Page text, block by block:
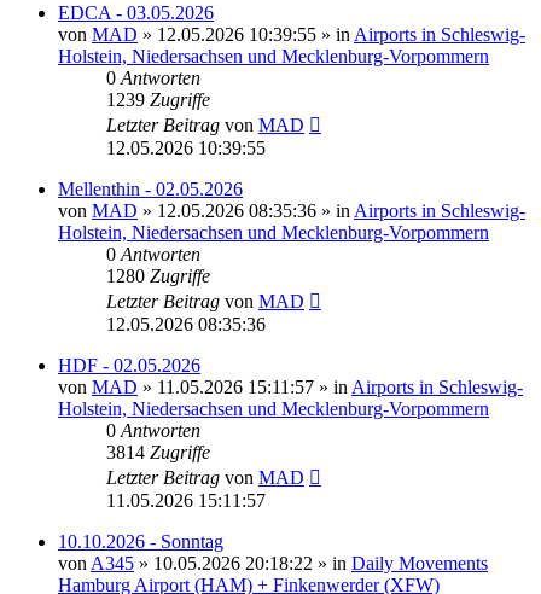
EDCA - 03.05.2026
von MAD » 12.05.2026 10:39:55 » in Airports in Schleswig-
Holstein, Niedersachsen und Mecklenburg-Vorpommern
0 Antworten
1239 Zugriffe
Letzter Beitrag von MAD
12.05.2026 10:39:55
Mellenthin - 02.05.2026
von MAD » 12.05.2026 08:35:36 » in Airports in Schleswig-
Holstein, Niedersachsen und Mecklenburg-Vorpommern
0 Antworten
1280 Zugriffe
Letzter Beitrag von MAD
12.05.2026 08:35:36
HDF - 02.05.2026
von MAD » 11.05.2026 15:11:57 » in Airports in Schleswig-
Holstein, Niedersachsen und Mecklenburg-Vorpommern
0 Antworten
3814 Zugriffe
Letzter Beitrag von MAD
11.05.2026 15:11:57
10.10.2026 - Sonntag
von A345 » 10.05.2026 20:18:22 » in Daily Movements
Hamburg Airport (HAM) + Finkenwerder (XFW)